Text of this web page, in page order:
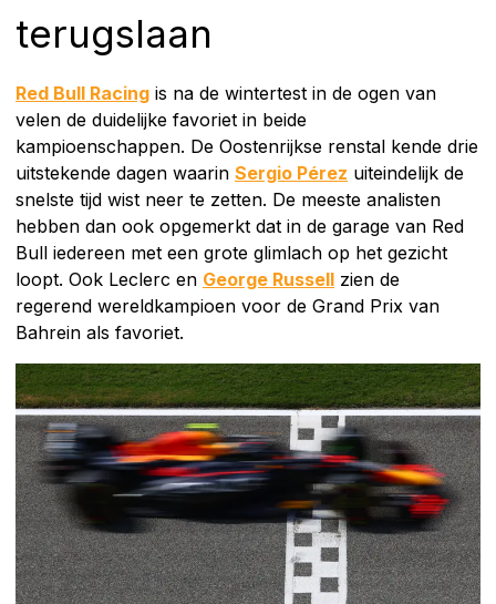
terugslaan
Red Bull Racing is na de wintertest in de ogen van
velen de duidelijke favoriet in beide
kampioenschappen. De Oostenrijkse renstal kende drie
uitstekende dagen waarin Sergio Pérez uiteindelijk de
snelste tijd wist neer te zetten. De meeste analisten
hebben dan ook opgemerkt dat in de garage van Red
Bull iedereen met een grote glimlach op het gezicht
loopt. Ook Leclerc en George Russell zien de
regerend wereldkampioen voor de Grand Prix van
Bahrein als favoriet.